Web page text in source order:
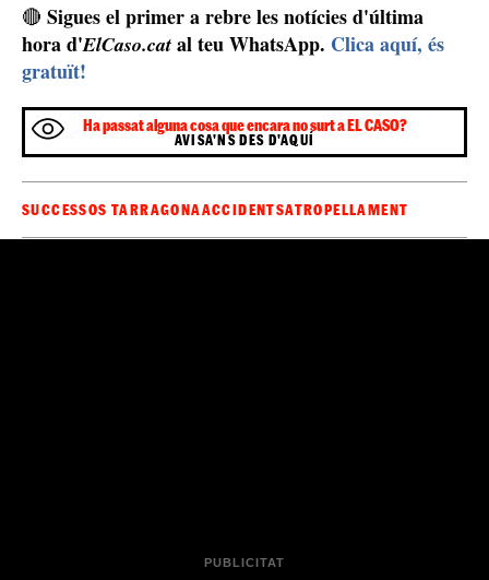
🔴 Sigues el primer a rebre les notícies d'última
hora d'ElCaso.cat al teu WhatsApp. Clica aquí, és
gratuït!
Ha passat alguna cosa que encara no surt a EL CASO?
AVISA'NS DES D'AQUÍ
SUCCESSOS TARRAGONAACCIDENTSATROPELLAMENT